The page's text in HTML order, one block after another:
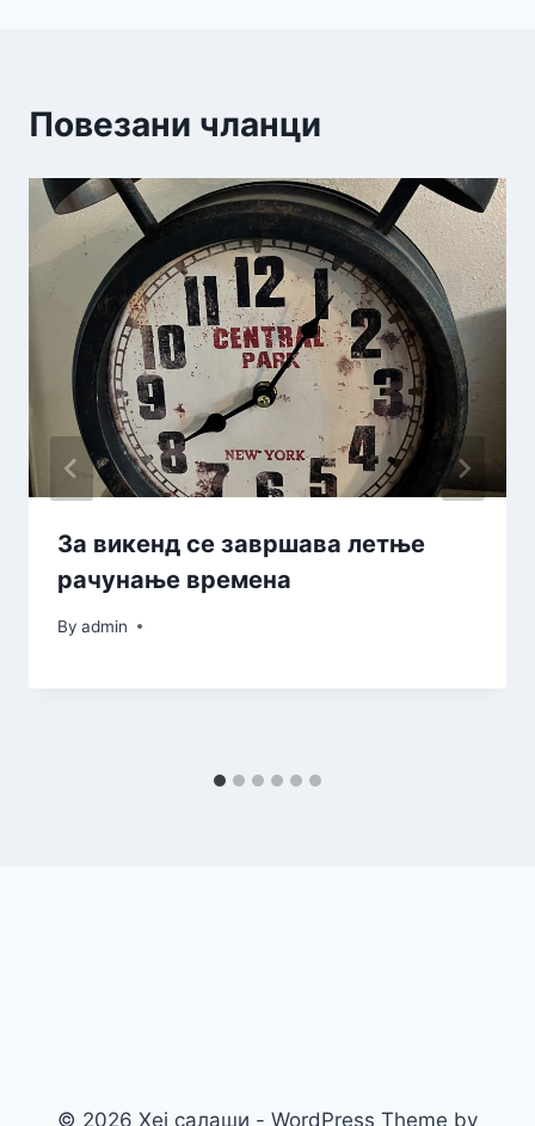
Повезани чланци
За викенд се завршава летње
рачунање времена
By admin
© 2026 Хеј салаши - WordPress Theme by